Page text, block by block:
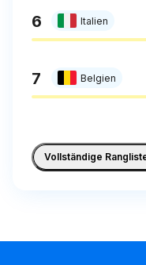
6 Italien
7 Belgien
Vollständige